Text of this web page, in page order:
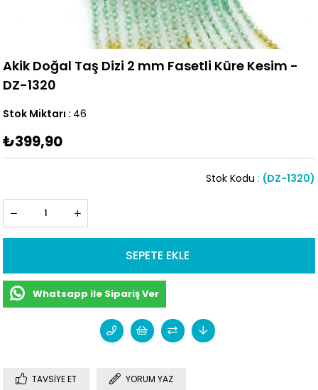
Akik Doğal Taş Dizi 2 mm Fasetli Küre Kesim -
DZ-1320
Stok Miktarı : 46
₺399,90
(DZ-1320)
Stok Kodu
Whatsapp ile Sipariş Ver
TAVSIYE ET YORUM YAZ